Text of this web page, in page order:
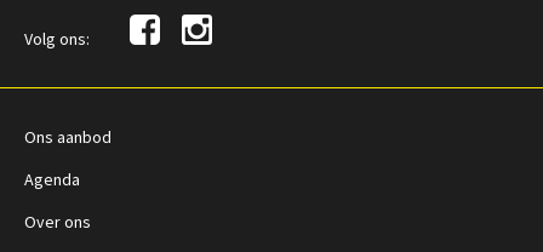
Volg ons:
Ons aanbod
Agenda
Over ons